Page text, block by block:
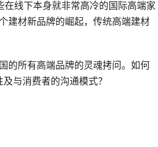
线下本身就非常高冷的国际高端家
建材新品牌的崛起，传统高端建材
的所有高端品牌的灵魂拷问。如何
与消费者的沟通模式？